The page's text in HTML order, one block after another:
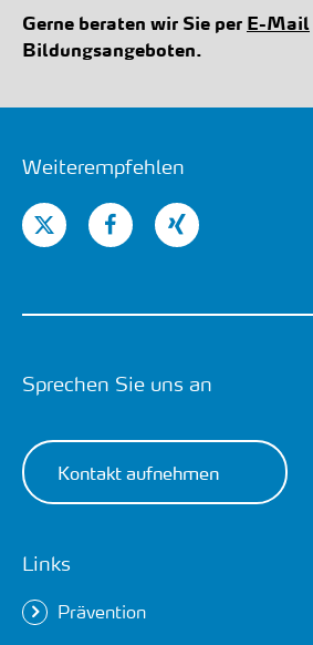
Gerne beraten wir Sie per E-Mail
Bildungsangeboten.
Weiterempfehlen
Sprechen Sie uns an
Kontakt aufnehmen
Links
Prävention